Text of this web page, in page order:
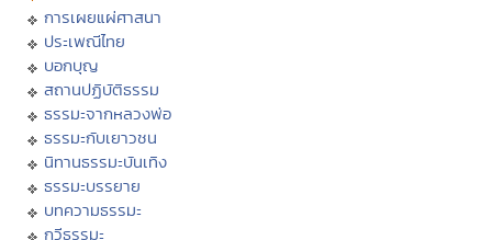
การเผยแผ่ศาสนา
ประเพณีไทย
บอกบุญ
สถานปฏิบัติธรรม
ธรรมะจากหลวงพ่อ
ธรรมะกับเยาวชน
นิทานธรรมะบันเทิง
ธรรมะบรรยาย
บทความธรรมะ
กวีธรรมะ